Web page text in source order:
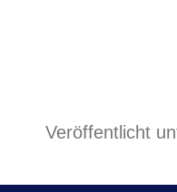
Veröffentlicht